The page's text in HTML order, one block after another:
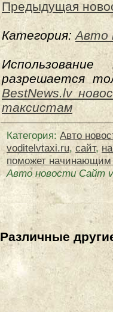
Предыдущая
Категория:Авто
разрешается
BestNews.lv
таксистам
Категория: Авто
voditelvtaxi.ru, сайт,
поможет начинающим
Авто новости Сайт
Различные